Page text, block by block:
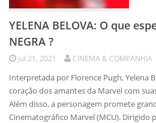
YELENA BELOVA: O que
NEGRA ?
jul 21, 2021 CINEMA & COMPANHIA
Interpretada por Florence Pugh, Yelena
coração dos amantes da Marvel com
Além disso, a personagem promete
Cinematográfico Marvel (MCU). Dirigido